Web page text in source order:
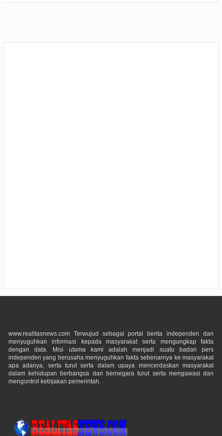
www.realitasnews.com Terwujud sebagai portal berita independen dan
menyuguhkan informasi kepada masyarakat serta mengungkap fakta
dengan data. Misi utama kami adalah menjadi suatu badan pers
independen yang berusaha menyuguhkan fakta sebenarnya ke masyarakat
apa adanya, serta turut serta dalam upaya mencerdaskan masyarakat
dalam kehidupan berbangsa dan bernegara turut serta mengawasi dan
mengontrol kebijakan pemerintah.